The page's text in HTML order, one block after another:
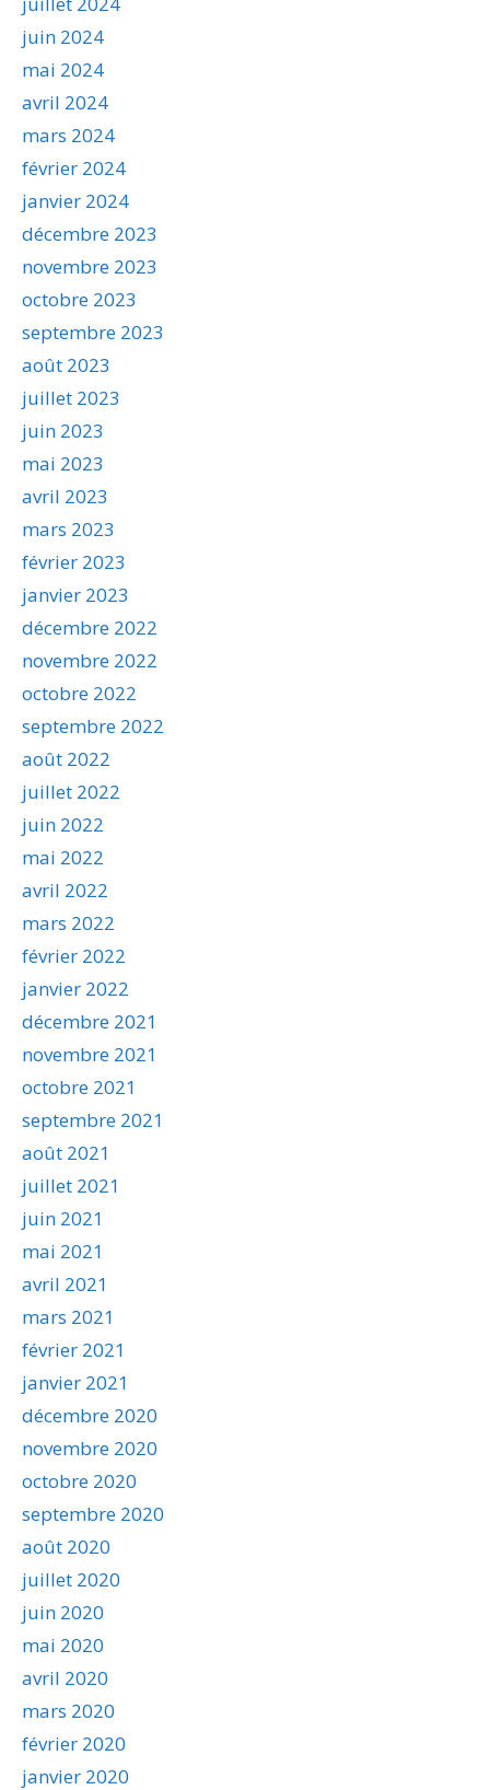
juin 2024
mai 2024
avril 2024
mars 2024
février 2024
janvier 2024
décembre 2023
novembre 2023
octobre 2023
septembre 2023
août 2023
juillet 2023
juin 2023
mai 2023
avril 2023
mars 2023
février 2023
janvier 2023
décembre 2022
novembre 2022
octobre 2022
septembre 2022
août 2022
juillet 2022
juin 2022
mai 2022
avril 2022
mars 2022
février 2022
janvier 2022
décembre 2021
novembre 2021
octobre 2021
septembre 2021
août 2021
juillet 2021
juin 2021
mai 2021
avril 2021
mars 2021
février 2021
janvier 2021
décembre 2020
novembre 2020
octobre 2020
septembre 2020
août 2020
juillet 2020
juin 2020
mai 2020
avril 2020
mars 2020
février 2020
janvier 2020